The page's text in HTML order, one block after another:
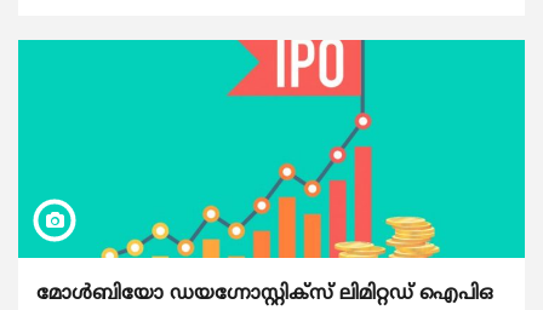
മോൾബിയോ ഡയഗ്നോസ്റ്റിക്സ് ലിമിറ്റഡ് ഐപിഒ